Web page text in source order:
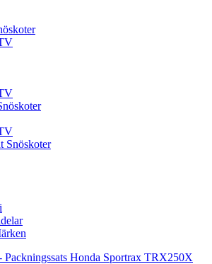
Snöskoter